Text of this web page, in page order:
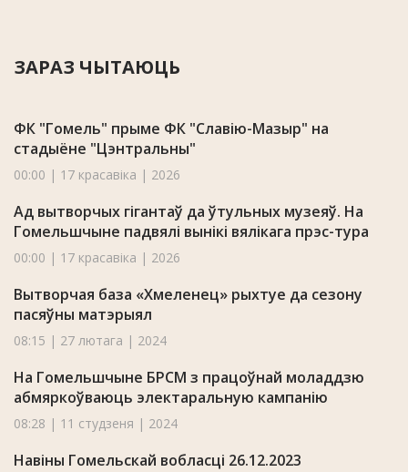
ЗАРАЗ ЧЫТАЮЦЬ
ФК "Гомель" прыме ФК "Славію-Мазыр" на
стадыёне "Цэнтральны"
00:00 | 17 красавіка | 2026
Ад вытворчых гігантаў да ўтульных музеяў. На
Гомельшчыне падвялі вынікі вялікага прэс-тура
00:00 | 17 красавіка | 2026
Вытворчая база «Хмеленец» рыхтуе да сезону
пасяўны матэрыял
08:15 | 27 лютага | 2024
На Гомельшчыне БРСМ з працоўнай моладдзю
абмяркоўваюць электаральную кампанію
08:28 | 11 студзеня | 2024
Навіны Гомельскай вобласці 26.12.2023